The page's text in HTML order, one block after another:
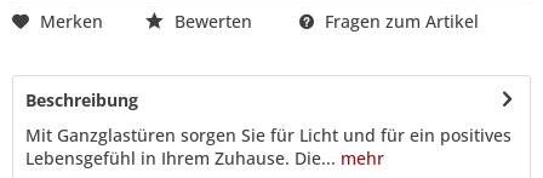
Merken Bewerten Fragen zum Artikel
Beschreibung
Mit Ganzglastüren sorgen Sie für Licht und für ein positives
Lebensgefühl in Ihrem Zuhause. Die... mehr